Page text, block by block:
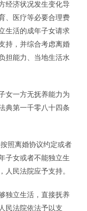
经济状况发生变化导
、医疗等必要合理费
生活的成年子女请求
持，并综合考虑离婚
担能力、当地生活水
女一方无抚养能力为
典第一千零八十四条
照离婚协议约定或者
子女或者不能独立生
民法院应予支持。
独立生活，直接抚养
民法院依法予以支